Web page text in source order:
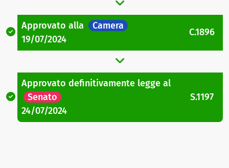
Approvato alla
Camera
19/07/2024
C.1896
Approvato definitivamente legge al
Senato
24/07/2024
S.1197